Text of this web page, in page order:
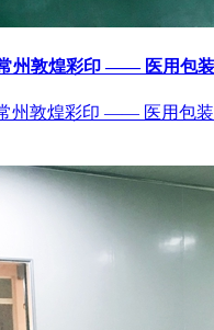
州敦煌彩印 —— 医用包
州敦煌彩印 —— 医用包